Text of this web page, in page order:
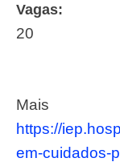
Vagas:
20
Mais
https://
em-cuidados-